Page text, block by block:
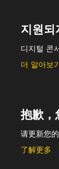
지원되
디지털 콘
더 알아보
抱歉，
请更新您
了解更多